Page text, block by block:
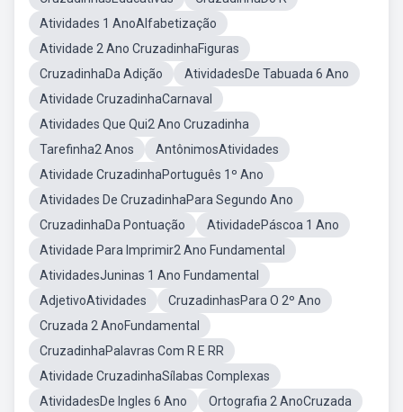
Atividades 1 AnoAlfabetização
Atividade 2 Ano CruzadinhaFiguras
CruzadinhaDa Adição
AtividadesDe Tabuada 6 Ano
Atividade CruzadinhaCarnaval
Atividades Que Qui2 Ano Cruzadinha
Tarefinha2 Anos
AntônimosAtividades
Atividade CruzadinhaPortuguês 1º Ano
Atividades De CruzadinhaPara Segundo Ano
CruzadinhaDa Pontuação
AtividadePáscoa 1 Ano
Atividade Para Imprimir2 Ano Fundamental
AtividadesJuninas 1 Ano Fundamental
AdjetivoAtividades
CruzadinhasPara O 2º Ano
Cruzada 2 AnoFundamental
CruzadinhaPalavras Com R E RR
Atividade CruzadinhaSílabas Complexas
AtividadesDe Ingles 6 Ano
Ortografia 2 AnoCruzada